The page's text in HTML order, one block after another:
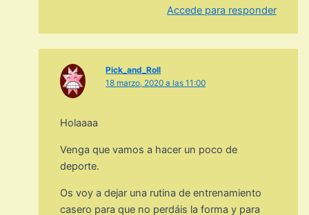
Accede para responder
Pick_and_Roll
18 marzo, 2020 a las 11:00
Holaaaa
Venga que vamos a hacer un poco de
deporte.
Os voy a dejar una rutina de entrenamiento
casero para que no perdáis la forma y para